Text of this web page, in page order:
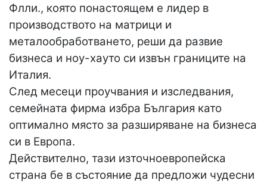
Флли., която понастоящем е лидер в
производството на матрици и
металообработването, реши да развие
бизнеса и ноу-хауто си извън границите на
Италия.
След месеци проучвания и изследвания,
семейната фирма избра България като
оптимално място за разширяване на бизнеса
си в Европа.
Действително, тази източноевропейска
страна бе в състояние да предложи чудесни